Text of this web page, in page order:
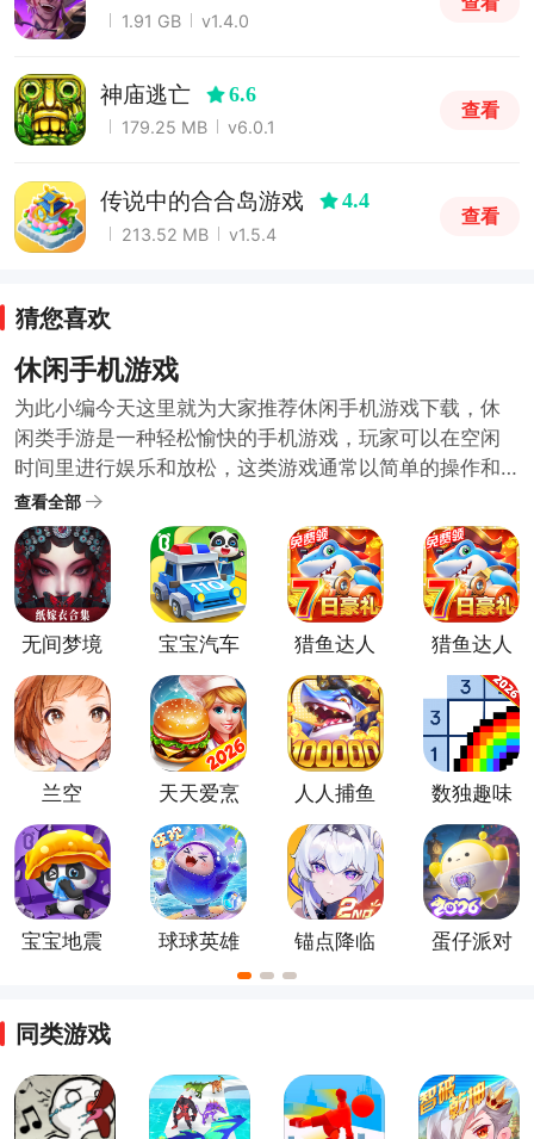
1.91 GB v1.4.0
神庙逃亡 6.6
179.25 MB v6.0.1
查看
传说中的合合岛游戏 4.4
213.52 MB v1.5.4
查看
猜您喜欢
休闲手机游戏
为此小编今天这里就为大家推荐休闲手机游戏下载，休
闲类手游是一种轻松愉快的手机游戏，玩家可以在空闲
时间里进行娱乐和放松，这类游戏通常以简单的操作和
可爱的图形设计为特点，让玩家能够轻松上手并享受游
戏过程，例如，一些经典的休闲类手游包括消除类游
戏、跳跃类游戏、解谜类游戏等，无需太多思考或投入
精力，休闲类手游可以帮助玩家放松身心，缓解压力。
感兴趣的臭宝宝们可以来下载一款试一试哦~
查看全部
无间梦境
宝宝汽车
城市官方
正版
猎鱼达人
手机版
猎鱼达人
九游版官
服
兰空
天天爱烹
饪手机版
人人捕鱼
官方最新
版
数独趣味
闯关游戏
宝宝地震
球球英雄
锚点降临
蛋仔派对
同类游戏